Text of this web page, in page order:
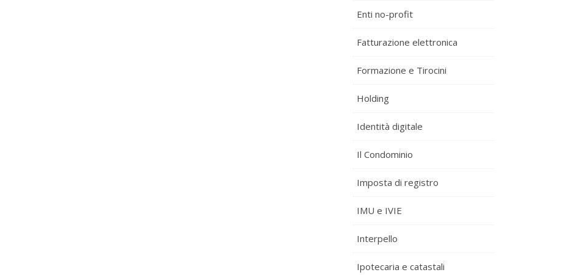
Enti no-profit
Fatturazione elettronica
Formazione e Tirocini
Holding
Identità digitale
Il Condominio
Imposta di registro
IMU e IVIE
Interpello
Ipotecaria e catastali